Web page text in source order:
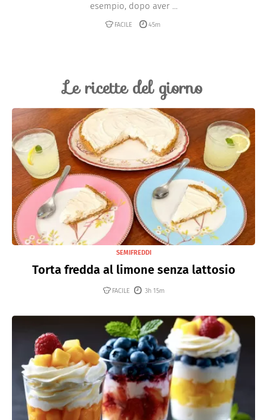
esempio, dopo aver ...
FACILE 45m
Le ricette del giorno
SEMIFREDDI
Torta fredda al limone senza lattosio
FACILE 3h 15m